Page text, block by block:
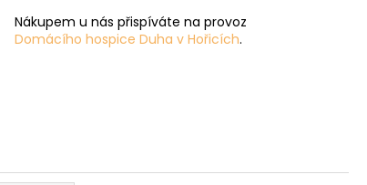
Nákupem u nás přispíváte na provoz
Domácího hospice Duha v Hořicích.